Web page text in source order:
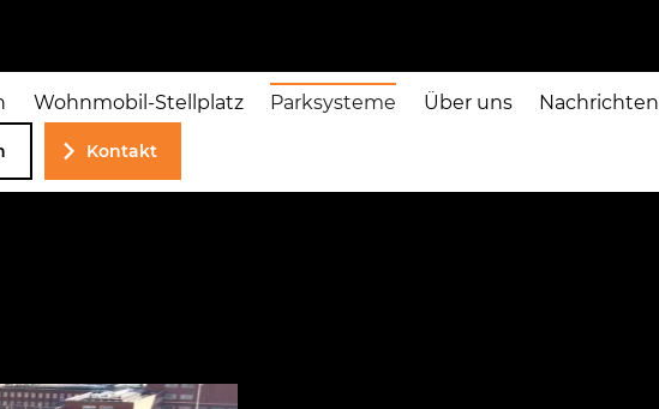
Wohnmobil-Stellplatz Parksysteme Über uns Nachrichten
Kontakt